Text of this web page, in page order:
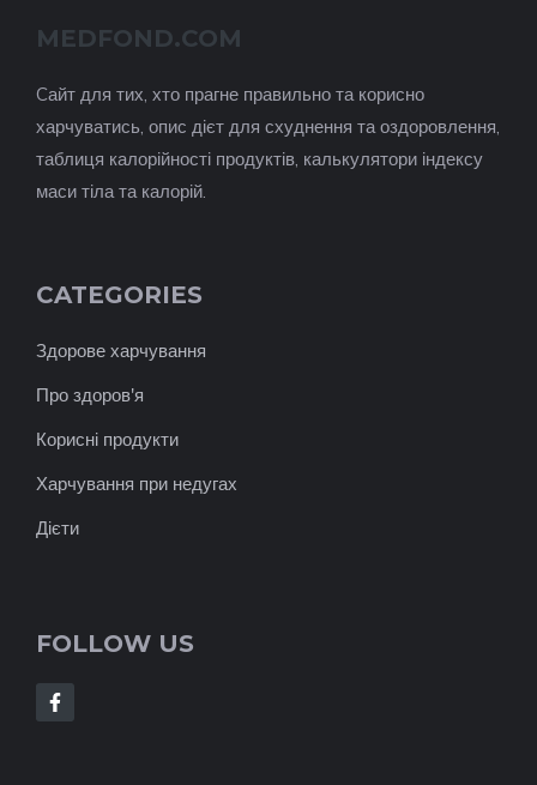
MEDFOND.COM
Cайт для тих, хто прагне правильно та корисно
харчуватись, опис дієт для схуднення та оздоровлення,
таблиця калорійності продуктів, калькулятори індексу
маси тіла та калорій.
CATEGORIES
Здорове харчування
Про здоров'я
Корисні продукти
Харчування при недугах
Дієти
FOLLOW US